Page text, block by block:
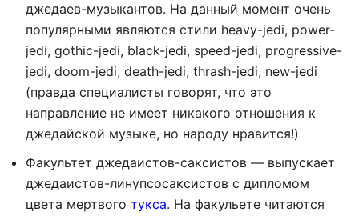
джедаев-музыкантов. На данный момент очень
популярными являются стили heavy-jedi, power-
jedi, gothic-jedi, black-jedi, speed-jedi, progressive-
jedi, doom-jedi, death-jedi, thrash-jedi, new-jedi
(правда специалисты говорят, что это
направление не имеет никакого отношения к
джедайской музыке, но народу нравится!)
Факультет джедаистов-саксистов — выпускает
джедаистов-линупсосаксистов с дипломом
цвета мертвого тукса. На факульете читаются